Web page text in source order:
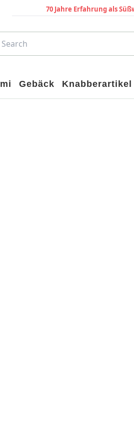
70 Jahre Erfahrung als
Gebäck Knabberartikel